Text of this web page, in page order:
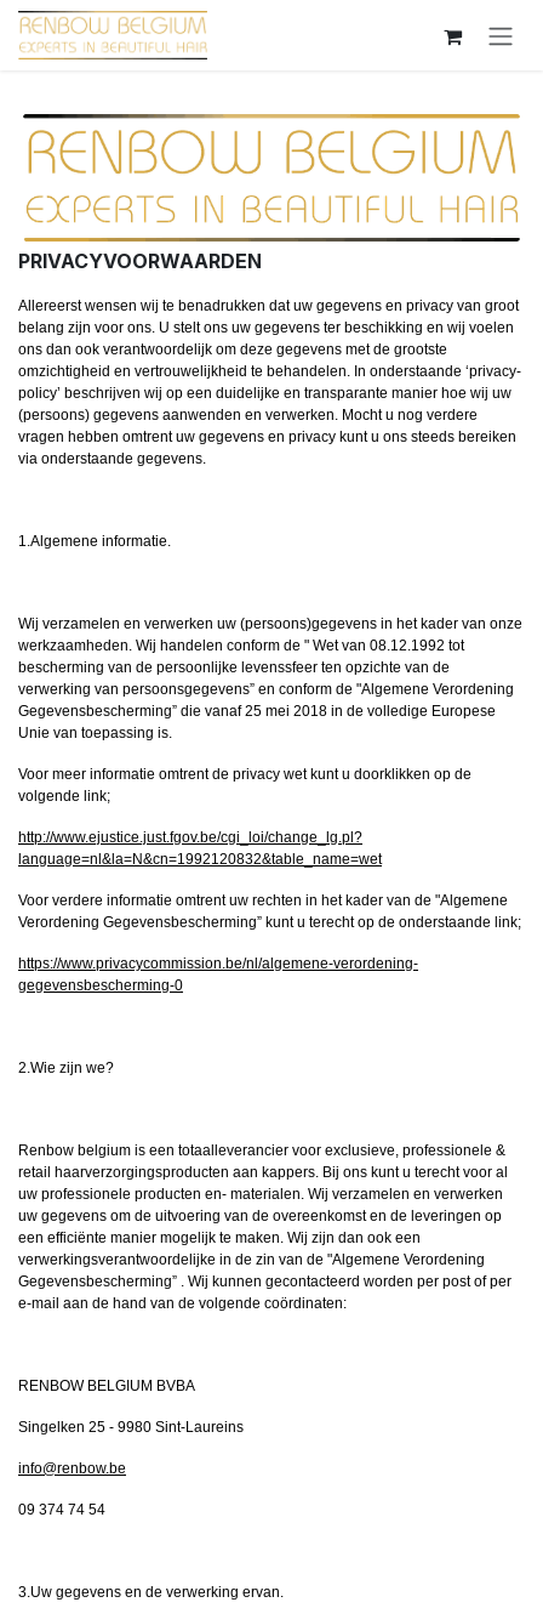
Overslaan naar inhoud
PRIVACYVOORWAARDEN
Allereerst wensen wij te benadrukken dat uw gegevens en privacy van groot
belang zijn voor ons. U stelt ons uw gegevens ter beschikking en wij voelen
ons dan ook verantwoordelijk om deze gegevens met de grootste
omzichtigheid en vertrouwelijkheid te behandelen. In onderstaande ‘privacy-
policy’ beschrijven wij op een duidelijke en transparante manier hoe wij uw
(persoons) gegevens aanwenden en verwerken. Mocht u nog verdere
vragen hebben omtrent uw gegevens en privacy kunt u ons steeds bereiken
via onderstaande gegevens.
1.Algemene informatie.
Wij verzamelen en verwerken uw (persoons)gegevens in het kader van onze
werkzaamheden. Wij handelen conform de " Wet van 08.12.1992 tot
bescherming van de persoonlijke levenssfeer ten opzichte van de
verwerking van persoonsgegevens” en conform de "Algemene Verordening
Gegevensbescherming” die vanaf 25 mei 2018 in de volledige Europese
Unie van toepassing is.
Voor meer informatie omtrent de privacy wet kunt u doorklikken op de
volgende link;
http://www.ejustice.just.fgov.be/cgi_loi/change_lg.pl?
language=nl&la=N&cn=1992120832&table_name=wet
Voor verdere informatie omtrent uw rechten in het kader van de "Algemene
Verordening Gegevensbescherming” kunt u terecht op de onderstaande link;
https://www.privacycommission.be/nl/algemene-verordening-
gegevensbescherming-0
2.Wie zijn we?
Renbow belgium is een totaalleverancier voor exclusieve, professionele &
retail haarverzorgingsproducten aan kappers. Bij ons kunt u terecht voor al
uw professionele producten en- materialen. Wij verzamelen en verwerken
uw gegevens om de uitvoering van de overeenkomst en de leveringen op
een efficiënte manier mogelijk te maken. Wij zijn dan ook een
verwerkingsverantwoordelijke in de zin van de "Algemene Verordening
Gegevensbescherming” . Wij kunnen gecontacteerd worden per post of per
e-mail aan de hand van de volgende coördinaten:
RENBOW BELGIUM BVBA
Singelken 25 - 9980 Sint-Laureins
info@renbow.be
09 374 74 54
3.Uw gegevens en de verwerking ervan.